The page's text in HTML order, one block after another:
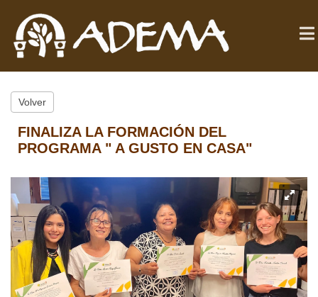
Volver
FINALIZA LA FORMACIÓN DEL
PROGRAMA " A GUSTO EN CASA"